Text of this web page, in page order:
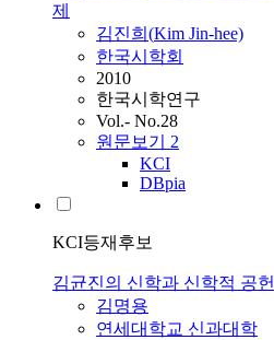
제
김진희(Kim Jin-hee)
한국시학회
2010
한국시학연구
Vol.- No.28
원문보기 2
KCI
DBpia
KCI등재후보
김균진의 신학과 신학적 공헌
김명용
연세대학교 신과대학